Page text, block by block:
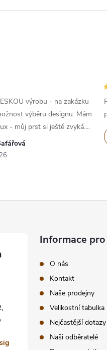
výrobu - na zakázku
výběru designu. Mám
- můj prst si ještě zvyká....
Informace
O nás
Kontakt
Naše prodejny
Velikostní tabulka
Nejčastější dotazy
Naši odběratelé